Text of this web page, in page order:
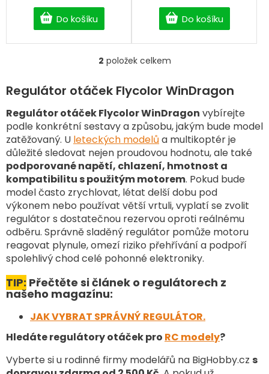
Do košíku
500 Kč.
Do košíku
O
l
á
d
a
c
í
p
r
v
k
y
v
ý
p
i
s
2 položek celkem
Regulátor otáček Flycolor WinDragon
Regulátor otáček Flycolor WinDragon vybírejte
podle konkrétní sestavy a způsobu, jakým bude model
zatěžovaný. U leteckých modelů a multikoptér je
důležité sledovat nejen proudovou hodnotu, ale také
podporované napětí, chlazení, hmotnost a
kompatibilitu s použitým motorem. Pokud bude
model často zrychlovat, létat delší dobu pod
výkonem nebo používat větší vrtuli, vyplatí se zvolit
regulátor s dostatečnou rezervou oproti reálnému
odběru. Správně sladěný regulátor pomůže motoru
reagovat plynule, omezí riziko přehřívání a podpoří
spolehlivý chod celé pohonné elektroniky.
TIP: Přečtěte si článek o regulátorech z
našeho magazínu:
JAK VYBRAT SPRÁVNÝ REGULÁTOR.
Hledáte regulátory otáček pro RC modely?
Vyberte si u rodinné firmy modelářů na BigHobby.cz s